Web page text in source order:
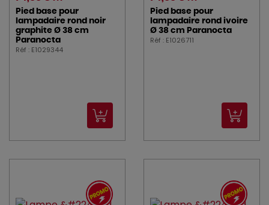
Pied base pour
lampadaire rond noir
graphite Ø 38 cm
Paranocta
Réf : E1029344
Pied base pour
lampadaire rond ivoire
Ø 38 cm Paranocta
Réf : E1026711